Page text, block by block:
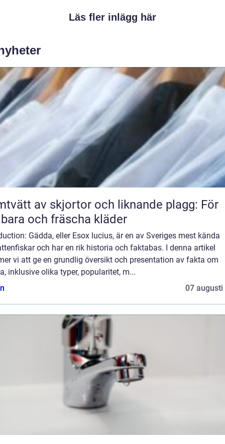
Läs fler inlägg här
av skjortor och liknande plagg: För
och fräscha kläder
Gädda, eller Esox lucius, är en av Sveriges mest kända
och har en rik historia och faktabas. I denna artikel
vi att ge en grundlig översikt och presentation av fakta om
inklusive olika typer, popularitet, m...
07 augusti